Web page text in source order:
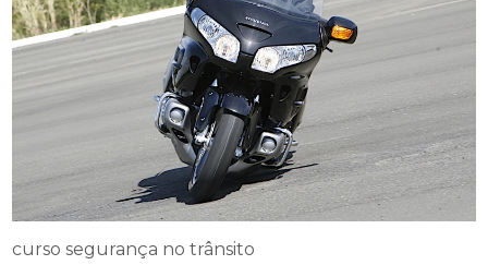
curso segurança no trânsito